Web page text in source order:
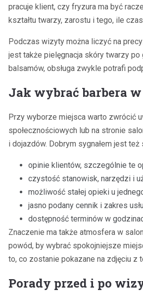
pracuje klient, czy fryzura ma być
kształtu twarzy, zarostu i tego, ile
Podczas wizyty można liczyć na
jest także pielęgnacja skóry twarzy
balsamów, obsługa zwykle potrafi
Jak wybrać barbera
Przy wyborze miejsca warto zwrócić
społecznościowych lub na stronie
i dojazdów. Dobrym sygnałem jest
opinie klientów, szczególnie te
czystość stanowisk, narzędzi i
możliwość stałej opieki u
jasno podany cennik i zakres
dostępność terminów w
Znaczenie ma także atmosfera w
powód, by wybrać spokojniejsze
to, co zostanie pokazane na zdjęciu z
Porady przed i po